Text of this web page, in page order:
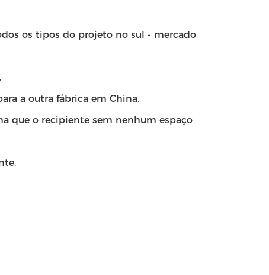
os tipos do projeto no sul - mercado
a outra fábrica em China.
que o recipiente sem nenhum espaço